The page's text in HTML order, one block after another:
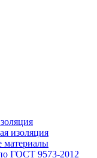
изоляция
материалы
ГОСТ 9573-2012